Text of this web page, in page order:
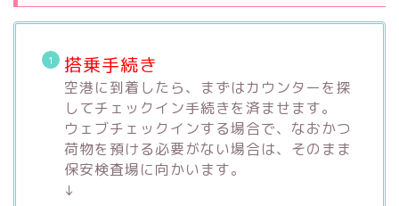
搭乗手続き
空港に到着したら、まずはカウンターを探
してチェックイン手続きを済ませます。
ウェブチェックインする場合で、なおかつ
荷物を預ける必要がない場合は、そのまま
保安検査場に向かいます。
↓